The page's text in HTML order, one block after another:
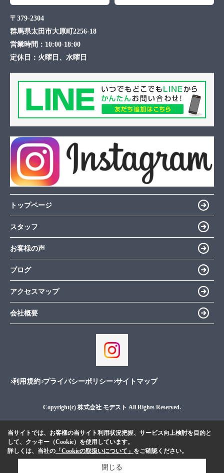
〒379-2304
群馬県太田市大原町2256-18
営業時間： 10:00-18:00
定休日： 火曜日、水曜日
トップページ
スタッフ
お客様の声
ブログ
アクセスマップ
会社概要
利用規約 プライバシーポリシー サイトマップ
Copyright(c) 株式会社 モデスト All Rights Reserved.
当サイトでは、お客様の当サイト利用状況把握、サービス向上検討を目的と
して、クッキー（Cookie）を使用しています。
詳しくは、当社の 「Cookieの取扱いについて」 をご確認ください。
閉じる